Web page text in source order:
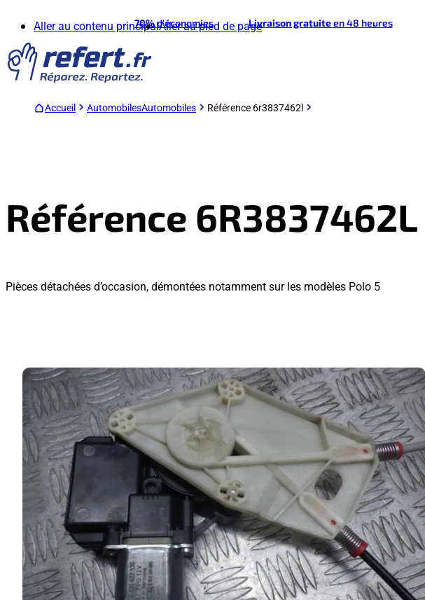
Aller au contenu principalAller au pied de page
70%d'économies Livraison gratuiteen 48 heures
Accueil AutomobilesAutomobiles Référence 6r3837462l
Référence 6R3837462L
Pièces détachées d’occasion, démontées notamment sur les modèles Polo 5